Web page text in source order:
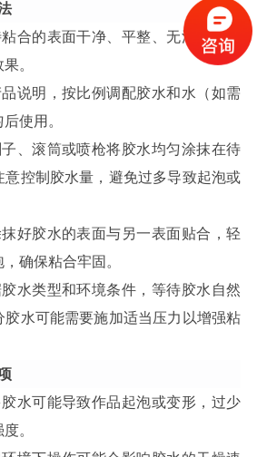
粘合的表面干净、平整、无油污和灰
。
说明，按比例调配胶水和水（如需
使用。
子、滚筒或喷枪将胶水均匀涂抹在待
意控制胶水量，避免过多导致起泡或
抹好胶水的表面与另一表面贴合，轻
确保粘合牢固。
水类型和环境条件，等待胶水自然
胶水可能需要施加适当压力以增强粘
胶水可能导致作品起泡或变形，过少
。